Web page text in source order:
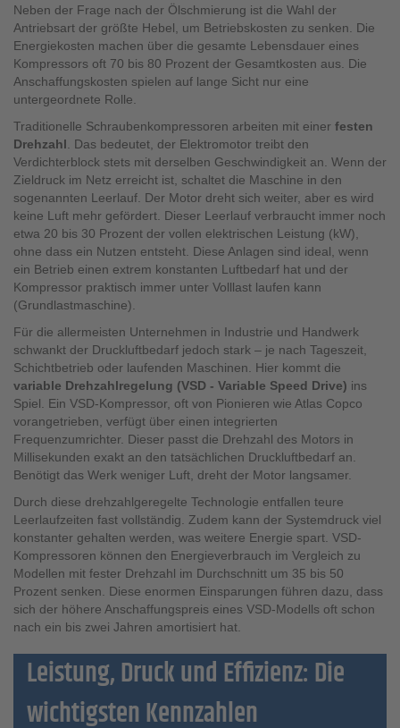
Neben der Frage nach der Ölschmierung ist die Wahl der
Antriebsart der größte Hebel, um Betriebskosten zu senken. Die
Energiekosten machen über die gesamte Lebensdauer eines
Kompressors oft 70 bis 80 Prozent der Gesamtkosten aus. Die
Anschaffungskosten spielen auf lange Sicht nur eine
untergeordnete Rolle.
Traditionelle Schraubenkompressoren arbeiten mit einer festen
Drehzahl . Das bedeutet, der Elektromotor treibt den
Verdichterblock stets mit derselben Geschwindigkeit an. Wenn der
Zieldruck im Netz erreicht ist, schaltet die Maschine in den
sogenannten Leerlauf. Der Motor dreht sich weiter, aber es wird
keine Luft mehr gefördert. Dieser Leerlauf verbraucht immer noch
etwa 20 bis 30 Prozent der vollen elektrischen Leistung (kW),
ohne dass ein Nutzen entsteht. Diese Anlagen sind ideal, wenn
ein Betrieb einen extrem konstanten Luftbedarf hat und der
Kompressor praktisch immer unter Volllast laufen kann
(Grundlastmaschine).
Für die allermeisten Unternehmen in Industrie und Handwerk
schwankt der Druckluftbedarf jedoch stark – je nach Tageszeit,
Schichtbetrieb oder laufenden Maschinen. Hier kommt die
variable Drehzahlregelung (VSD - Variable Speed Drive) ins
Spiel. Ein VSD-Kompressor, oft von Pionieren wie Atlas Copco
vorangetrieben, verfügt über einen integrierten
Frequenzumrichter. Dieser passt die Drehzahl des Motors in
Millisekunden exakt an den tatsächlichen Druckluftbedarf an.
Benötigt das Werk weniger Luft, dreht der Motor langsamer.
Durch diese drehzahlgeregelte Technologie entfallen teure
Leerlaufzeiten fast vollständig. Zudem kann der Systemdruck viel
konstanter gehalten werden, was weitere Energie spart. VSD-
Kompressoren können den Energieverbrauch im Vergleich zu
Modellen mit fester Drehzahl im Durchschnitt um 35 bis 50
Prozent senken. Diese enormen Einsparungen führen dazu, dass
sich der höhere Anschaffungspreis eines VSD-Modells oft schon
nach ein bis zwei Jahren amortisiert hat.
Leistung, Druck und Effizienz: Die
wichtigsten Kennzahlen